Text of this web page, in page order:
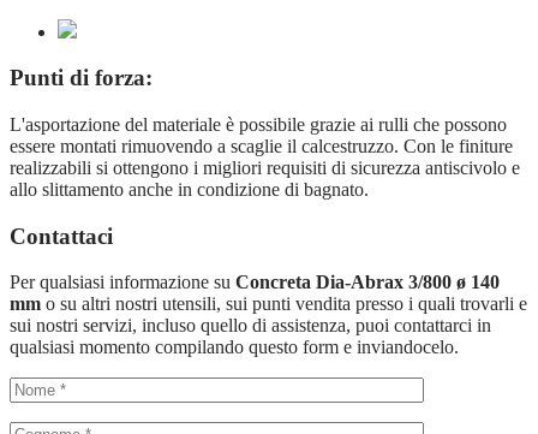
Punti di forza:
L'asportazione del materiale è possibile grazie ai rulli che possono
essere montati rimuovendo a scaglie il calcestruzzo. Con le finiture
realizzabili si ottengono i migliori requisiti di sicurezza antiscivolo e
allo slittamento anche in condizione di bagnato.
Contattaci
Per qualsiasi informazione su Concreta Dia-Abrax 3/800 ø 140
mm o su altri nostri utensili, sui punti vendita presso i quali trovarli e
sui nostri servizi, incluso quello di assistenza, puoi contattarci in
qualsiasi momento compilando questo form e inviandocelo.